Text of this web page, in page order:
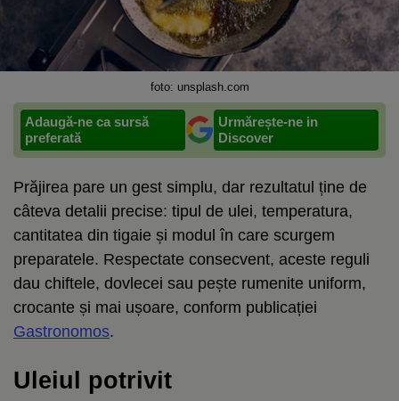
foto: unsplash.com
Adaugă-ne ca sursă
preferată
Urmărește-ne in
Discover
Prăjirea pare un gest simplu, dar rezultatul ține de
câteva detalii precise: tipul de ulei, temperatura,
cantitatea din tigaie și modul în care scurgem
preparatele. Respectate consecvent, aceste reguli
dau chiftele, dovlecei sau pește rumenite uniform,
crocante și mai ușoare, conform publicației
Gastronomos.
Uleiul potrivit